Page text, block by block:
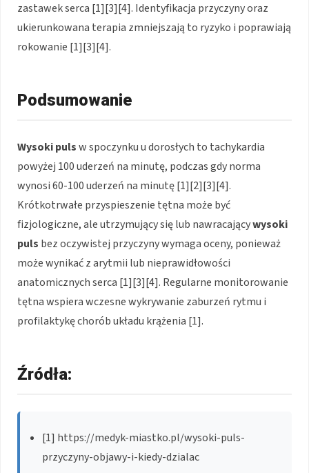
zastawek serca [1][3][4]. Identyfikacja przyczyny oraz
ukierunkowana terapia zmniejszają to ryzyko i poprawiają
rokowanie [1][3][4].
Podsumowanie
Wysoki pulsw spoczynku u dorosłych to tachykardia
powyżej 100 uderzeń na minutę, podczas gdy norma
wynosi 60-100 uderzeń na minutę [1][2][3][4].
Krótkotrwałe przyspieszenie tętna może być
fizjologiczne, ale utrzymujący się lub nawracającywysoki
puls bez oczywistej przyczyny wymaga oceny, ponieważ
może wynikać z arytmii lub nieprawidłowości
anatomicznych serca [1][3][4]. Regularne monitorowanie
tętna wspiera wczesne wykrywanie zaburzeń rytmu i
profilaktykę chorób układu krążenia [1].
Źródła:
[1] https://medyk-miastko.pl/wysoki-puls-
przyczyny-objawy-i-kiedy-dzialac